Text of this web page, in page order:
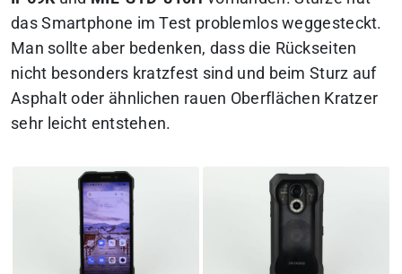
das Smartphone im Test problemlos weggesteckt.
Man sollte aber bedenken, dass die Rückseiten
nicht besonders kratzfest sind und beim Sturz auf
Asphalt oder ähnlichen rauen Oberflächen Kratzer
sehr leicht entstehen.